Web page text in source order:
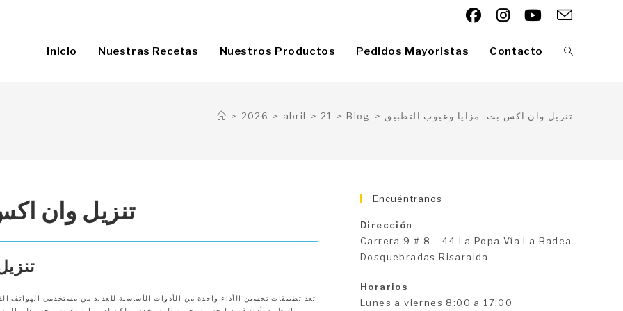
Inicio Nuestras Recetas Nuestros Productos Pedidos Mayoristas Contacto Alternar
> 2026 > abril > 21 > Blog > تنزيل وان اكس بت: مزايا وعيوب التطبيق
تنزيل وان
تعد تطبيقات تحسين الأداء واحدة من الأدوات الأساسية للعديد من مستخدمي الهواتف
Encuéntranos
Dirección
Carrera 9 # 8 – 44 La Popa Vía La Badea
Dosquebradas Risaralda
Horarios
Lunes a viernes 8:00 a 17:00